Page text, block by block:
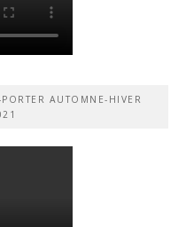
AUTOMNE-HIVER